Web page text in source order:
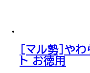
[マル勢]や
ト お徳用